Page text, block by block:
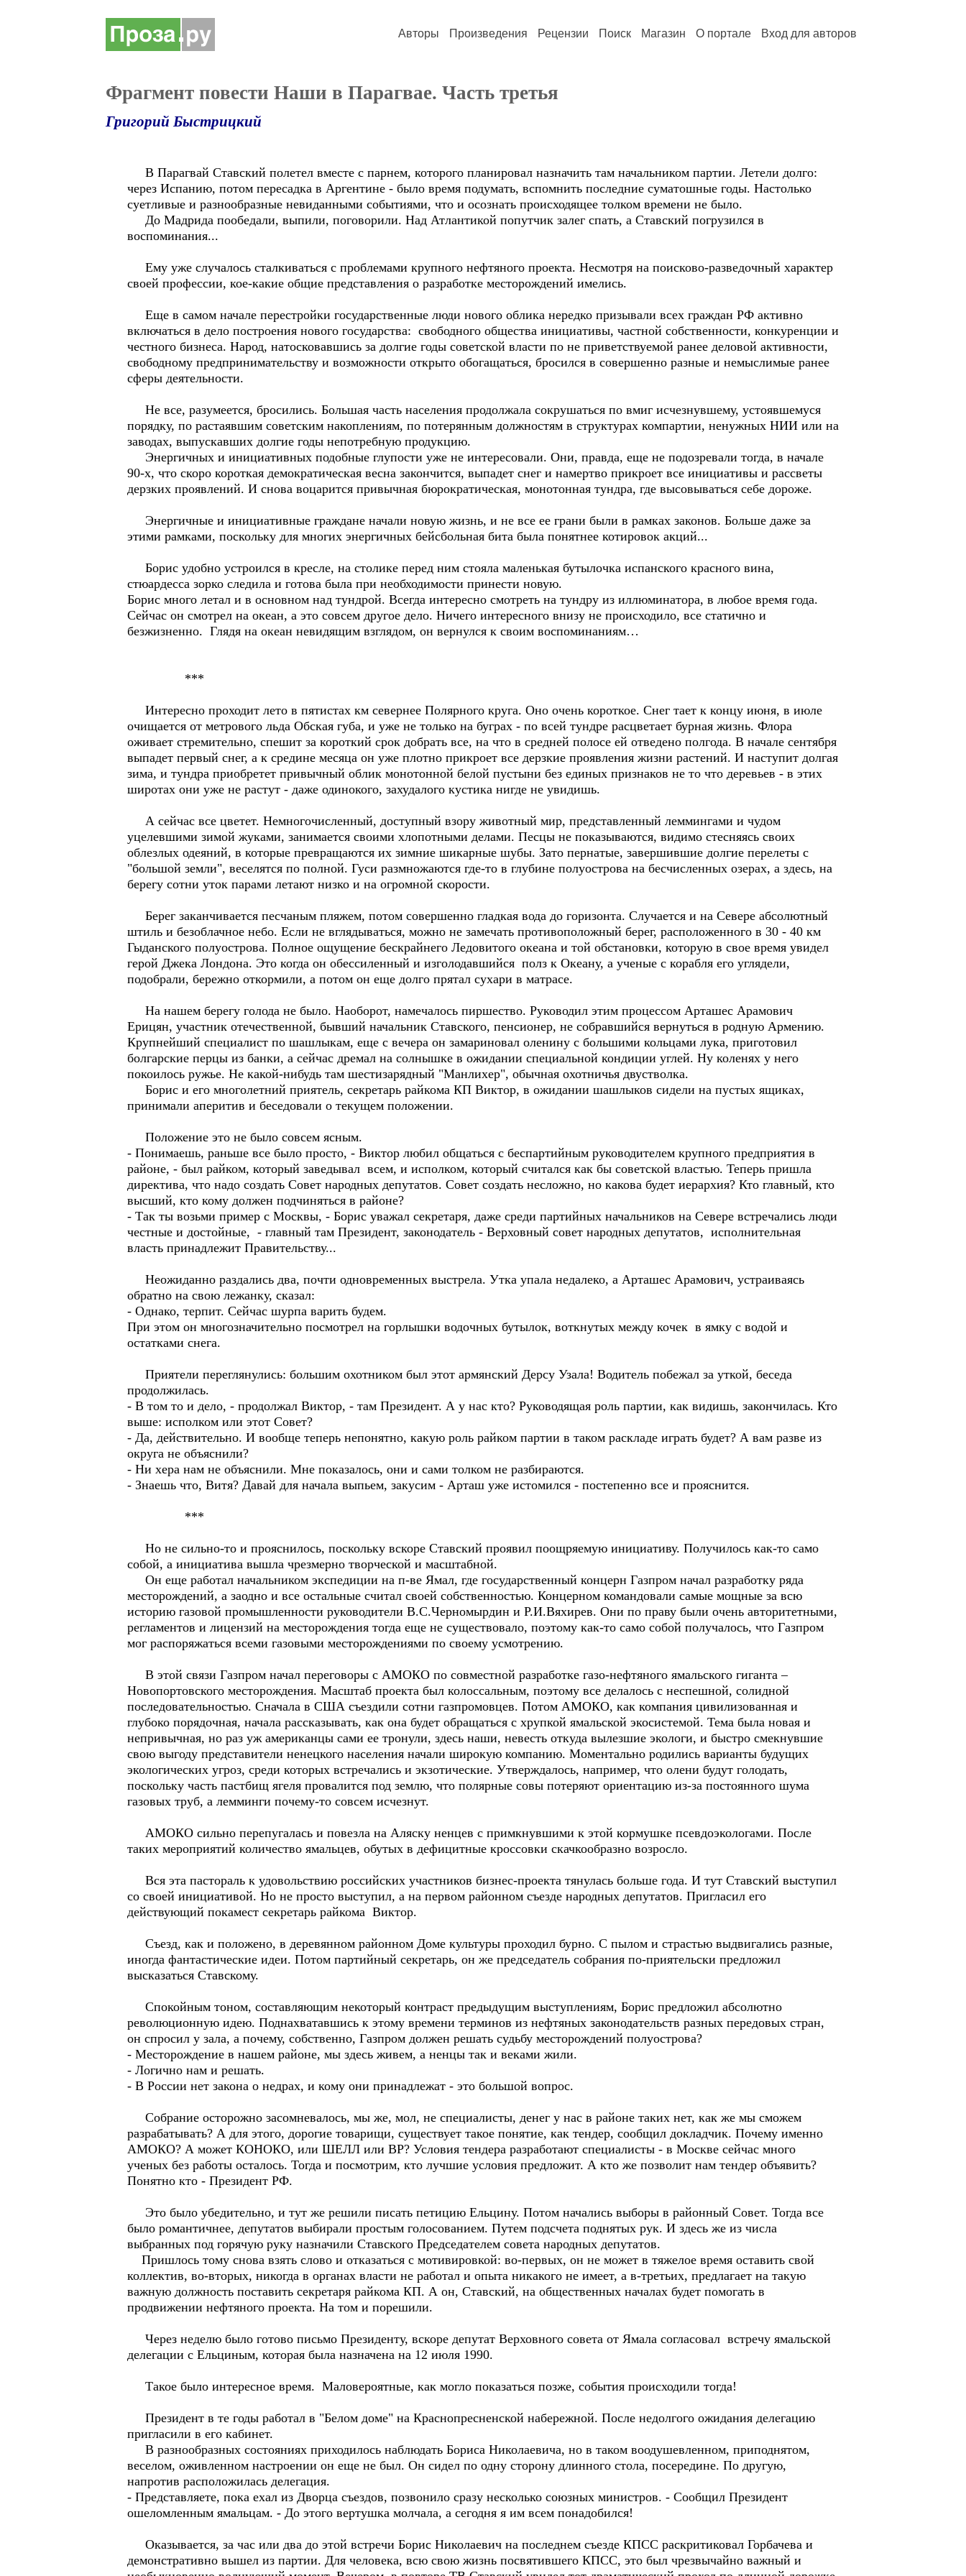
Авторы Произведения Рецензии Поиск Магазин О портале Вход для авторов
Фрагмент повести Наши в Парагвае. Часть третья
Григорий Быстрицкий
В Парагвай Ставский полетел вместе с парнем, которого планировал назначить там начальником партии. Летели долго:
через Испанию, потом пересадка в Аргентине - было время подумать, вспомнить последние суматошные годы. Настолько
суетливые и разнообразные невиданными событиями, что и осознать происходящее толком времени не было.
До Мадрида пообедали, выпили, поговорили. Над Атлантикой попутчик залег спать, а Ставский погрузился в
воспоминания...
Ему уже случалось сталкиваться с проблемами крупного нефтяного проекта. Несмотря на поисково-разведочный характер
своей профессии, кое-какие общие представления о разработке месторождений имелись.
Еще в самом начале перестройки государственные люди нового облика нередко призывали всех граждан РФ активно
включаться в дело построения нового государства: свободного общества инициативы, частной собственности, конкуренции и
честного бизнеса. Народ, натосковавшись за долгие годы советской власти по не приветствуемой ранее деловой активности,
свободному предпринимательству и возможности открыто обогащаться, бросился в совершенно разные и немыслимые ранее
сферы деятельности.
Не все, разумеется, бросились. Большая часть населения продолжала сокрушаться по вмиг исчезнувшему, устоявшемуся
порядку, по растаявшим советским накоплениям, по потерянным должностям в структурах компартии, ненужных НИИ или на
заводах, выпускавших долгие годы непотребную продукцию.
Энергичных и инициативных подобные глупости уже не интересовали. Они, правда, еще не подозревали тогда, в начале
90-х, что скоро короткая демократическая весна закончится, выпадет снег и намертво прикроет все инициативы и рассветы
дерзких проявлений. И снова воцарится привычная бюрократическая, монотонная тундра, где высовываться себе дороже.
Энергичные и инициативные граждане начали новую жизнь, и не все ее грани были в рамках законов. Больше даже за
этими рамками, поскольку для многих энергичных бейсбольная бита была понятнее котировок акций...
Борис удобно устроился в кресле, на столике перед ним стояла маленькая бутылочка испанского красного вина,
стюардесса зорко следила и готова была при необходимости принести новую.
Борис много летал и в основном над тундрой. Всегда интересно смотреть на тундру из иллюминатора, в любое время года.
Сейчас он смотрел на океан, а это совсем другое дело. Ничего интересного внизу не происходило, все статично и
безжизненно. Глядя на океан невидящим взглядом, он вернулся к своим воспоминаниям…
***
Интересно проходит лето в пятистах км севернее Полярного круга. Оно очень короткое. Снег тает к концу июня, в июле
очищается от метрового льда Обская губа, и уже не только на буграх - по всей тундре расцветает бурная жизнь. Флора
оживает стремительно, спешит за короткий срок добрать все, на что в средней полосе ей отведено полгода. В начале сентября
выпадет первый снег, а к средине месяца он уже плотно прикроет все дерзкие проявления жизни растений. И наступит долгая
зима, и тундра приобретет привычный облик монотонной белой пустыни без единых признаков не то что деревьев - в этих
широтах они уже не растут - даже одинокого, захудалого кустика нигде не увидишь.
А сейчас все цветет. Немногочисленный, доступный взору животный мир, представленный леммингами и чудом
уцелевшими зимой жуками, занимается своими хлопотными делами. Песцы не показываются, видимо стесняясь своих
облезлых одеяний, в которые превращаются их зимние шикарные шубы. Зато пернатые, завершившие долгие перелеты с
"большой земли", веселятся по полной. Гуси размножаются где-то в глубине полуострова на бесчисленных озерах, а здесь, на
берегу сотни уток парами летают низко и на огромной скорости.
Берег заканчивается песчаным пляжем, потом совершенно гладкая вода до горизонта. Случается и на Севере абсолютный
штиль и безоблачное небо. Если не вглядываться, можно не замечать противоположный берег, расположенного в 30 - 40 км
Гыданского полуострова. Полное ощущение бескрайнего Ледовитого океана и той обстановки, которую в свое время увидел
герой Джека Лондона. Это когда он обессиленный и изголодавшийся полз к Океану, а ученые с корабля его углядели,
подобрали, бережно откормили, а потом он еще долго прятал сухари в матрасе.
На нашем берегу голода не было. Наоборот, намечалось пиршество. Руководил этим процессом Арташес Арамович
Ерицян, участник отечественной, бывший начальник Ставского, пенсионер, не собравшийся вернуться в родную Армению.
Крупнейший специалист по шашлыкам, еще с вечера он замариновал оленину с большими кольцами лука, приготовил
болгарские перцы из банки, а сейчас дремал на солнышке в ожидании специальной кондиции углей. Ну коленях у него
покоилось ружье. Не какой-нибудь там шестизарядный "Манлихер", обычная охотничья двустволка.
Борис и его многолетний приятель, секретарь райкома КП Виктор, в ожидании шашлыков сидели на пустых ящиках,
принимали аперитив и беседовали о текущем положении.
Положение это не было совсем ясным.
- Понимаешь, раньше все было просто, - Виктор любил общаться с беспартийным руководителем крупного предприятия в
районе, - был райком, который заведывал всем, и исполком, который считался как бы советской властью. Теперь пришла
директива, что надо создать Совет народных депутатов. Совет создать несложно, но какова будет иерархия? Кто главный, кто
высший, кто кому должен подчиняться в районе?
- Так ты возьми пример с Москвы, - Борис уважал секретаря, даже среди партийных начальников на Севере встречались люди
честные и достойные, - главный там Президент, законодатель - Верховный совет народных депутатов, исполнительная
власть принадлежит Правительству...
Неожиданно раздались два, почти одновременных выстрела. Утка упала недалеко, а Арташес Арамович, устраиваясь
обратно на свою лежанку, сказал:
- Однако, терпит. Сейчас шурпа варить будем.
При этом он многозначительно посмотрел на горлышки водочных бутылок, воткнутых между кочек в ямку с водой и
остатками снега.
Приятели переглянулись: большим охотником был этот армянский Дерсу Узала! Водитель побежал за уткой, беседа
продолжилась.
- В том то и дело, - продолжал Виктор, - там Президент. А у нас кто? Руководящая роль партии, как видишь, закончилась. Кто
выше: исполком или этот Совет?
- Да, действительно. И вообще теперь непонятно, какую роль райком партии в таком раскладе играть будет? А вам разве из
округа не объяснили?
- Ни хера нам не объяснили. Мне показалось, они и сами толком не разбираются.
- Знаешь что, Витя? Давай для начала выпьем, закусим - Арташ уже истомился - постепенно все и прояснится.
***
Но не сильно-то и прояснилось, поскольку вскоре Ставский проявил поощряемую инициативу. Получилось как-то само
собой, а инициатива вышла чрезмерно творческой и масштабной.
Он еще работал начальником экспедиции на п-ве Ямал, где государственный концерн Газпром начал разработку ряда
месторождений, а заодно и все остальные считал своей собственностью. Концерном командовали самые мощные за всю
историю газовой промышленности руководители В.С.Черномырдин и Р.И.Вяхирев. Они по праву были очень авторитетными,
регламентов и лицензий на месторождения тогда еще не существовало, поэтому как-то само собой получалось, что Газпром
мог распоряжаться всеми газовыми месторождениями по своему усмотрению.
В этой связи Газпром начал переговоры с АМОКО по совместной разработке газо-нефтяного ямальского гиганта –
Новопортовского месторождения. Масштаб проекта был колоссальным, поэтому все делалось с неспешной, солидной
последовательностью. Сначала в США съездили сотни газпромовцев. Потом АМОКО, как компания цивилизованная и
глубоко порядочная, начала рассказывать, как она будет обращаться с хрупкой ямальской экосистемой. Тема была новая и
непривычная, но раз уж американцы сами ее тронули, здесь наши, невесть откуда вылезшие экологи, и быстро смекнувшие
свою выгоду представители ненецкого населения начали широкую компанию. Моментально родились варианты будущих
экологических угроз, среди которых встречались и экзотические. Утверждалось, например, что олени будут голодать,
поскольку часть пастбищ ягеля провалится под землю, что полярные совы потеряют ориентацию из-за постоянного шума
газовых труб, а лемминги почему-то совсем исчезнут.
АМОКО сильно перепугалась и повезла на Аляску ненцев с примкнувшими к этой кормушке псевдоэкологами. После
таких мероприятий количество ямальцев, обутых в дефицитные кроссовки скачкообразно возросло.
Вся эта пастораль к удовольствию российских участников бизнес-проекта тянулась больше года. И тут Ставский выступил
со своей инициативой. Но не просто выступил, а на первом районном съезде народных депутатов. Пригласил его
действующий покамест секретарь райкома Виктор.
Съезд, как и положено, в деревянном районном Доме культуры проходил бурно. С пылом и страстью выдвигались разные,
иногда фантастические идеи. Потом партийный секретарь, он же председатель собрания по-приятельски предложил
высказаться Ставскому.
Спокойным тоном, составляющим некоторый контраст предыдущим выступлениям, Борис предложил абсолютно
революционную идею. Поднахватавшись к этому времени терминов из нефтяных законодательств разных передовых стран,
он спросил у зала, а почему, собственно, Газпром должен решать судьбу месторождений полуострова?
- Месторождение в нашем районе, мы здесь живем, а ненцы так и веками жили.
- Логично нам и решать.
- В России нет закона о недрах, и кому они принадлежат - это большой вопрос.
Собрание осторожно засомневалось, мы же, мол, не специалисты, денег у нас в районе таких нет, как же мы сможем
разрабатывать? А для этого, дорогие товарищи, существует такое понятие, как тендер, сообщил докладчик. Почему именно
АМОКО? А может КОНОКО, или ШЕЛЛ или ВР? Условия тендера разработают специалисты - в Москве сейчас много
ученых без работы осталось. Тогда и посмотрим, кто лучшие условия предложит. А кто же позволит нам тендер объявить?
Понятно кто - Президент РФ.
Это было убедительно, и тут же решили писать петицию Ельцину. Потом начались выборы в районный Совет. Тогда все
было романтичнее, депутатов выбирали простым голосованием. Путем подсчета поднятых рук. И здесь же из числа
выбранных под горячую руку назначили Ставского Председателем совета народных депутатов.
Пришлось тому снова взять слово и отказаться с мотивировкой: во-первых, он не может в тяжелое время оставить свой
коллектив, во-вторых, никогда в органах власти не работал и опыта никакого не имеет, а в-третьих, предлагает на такую
важную должность поставить секретаря райкома КП. А он, Ставский, на общественных началах будет помогать в
продвижении нефтяного проекта. На том и порешили.
Через неделю было готово письмо Президенту, вскоре депутат Верховного совета от Ямала согласовал встречу ямальской
делегации с Ельциным, которая была назначена на 12 июля 1990.
Такое было интересное время. Маловероятные, как могло показаться позже, события происходили тогда!
Президент в те годы работал в "Белом доме" на Краснопресненской набережной. После недолгого ожидания делегацию
пригласили в его кабинет.
В разнообразных состояниях приходилось наблюдать Бориса Николаевича, но в таком воодушевленном, приподнятом,
веселом, оживленном настроении он еще не был. Он сидел по одну сторону длинного стола, посередине. По другую,
напротив расположилась делегация.
- Представляете, пока ехал из Дворца съездов, позвонило сразу несколько союзных министров. - Сообщил Президент
ошеломленным ямальцам. - До этого вертушка молчала, а сегодня я им всем понадобился!
Оказывается, за час или два до этой встречи Борис Николаевич на последнем съезде КПСС раскритиковал Горбачева и
демонстративно вышел из партии. Для человека, всю свою жизнь посвятившего КПСС, это был чрезвычайно важный и